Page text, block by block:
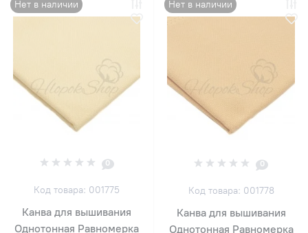
Нет в наличии
0
Код товара: 001775
Канва для вышивания
Однотонная Равномерка
Нет в наличии
0
Код товара: 001778
Канва для вышивания
Однотонная Равномерка